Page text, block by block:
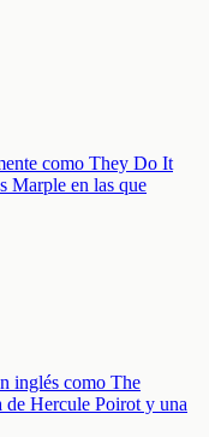
como They Do It
Marple en las que
inglés como The
de Hercule Poirot y una